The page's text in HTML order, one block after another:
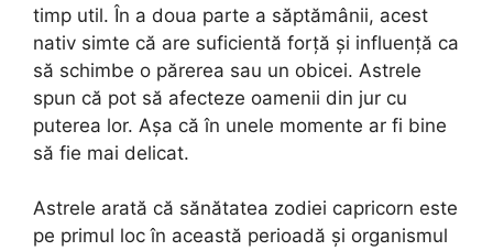
timp util. În a doua parte a săptămânii, acest
nativ simte că are suficientă forță și influență ca
să schimbe o părerea sau un obicei. Astrele
spun că pot să afecteze oamenii din jur cu
puterea lor. Așa că în unele momente ar fi bine
să fie mai delicat.
Astrele arată că sănătatea zodiei capricorn este
pe primul loc în această perioadă și organismul